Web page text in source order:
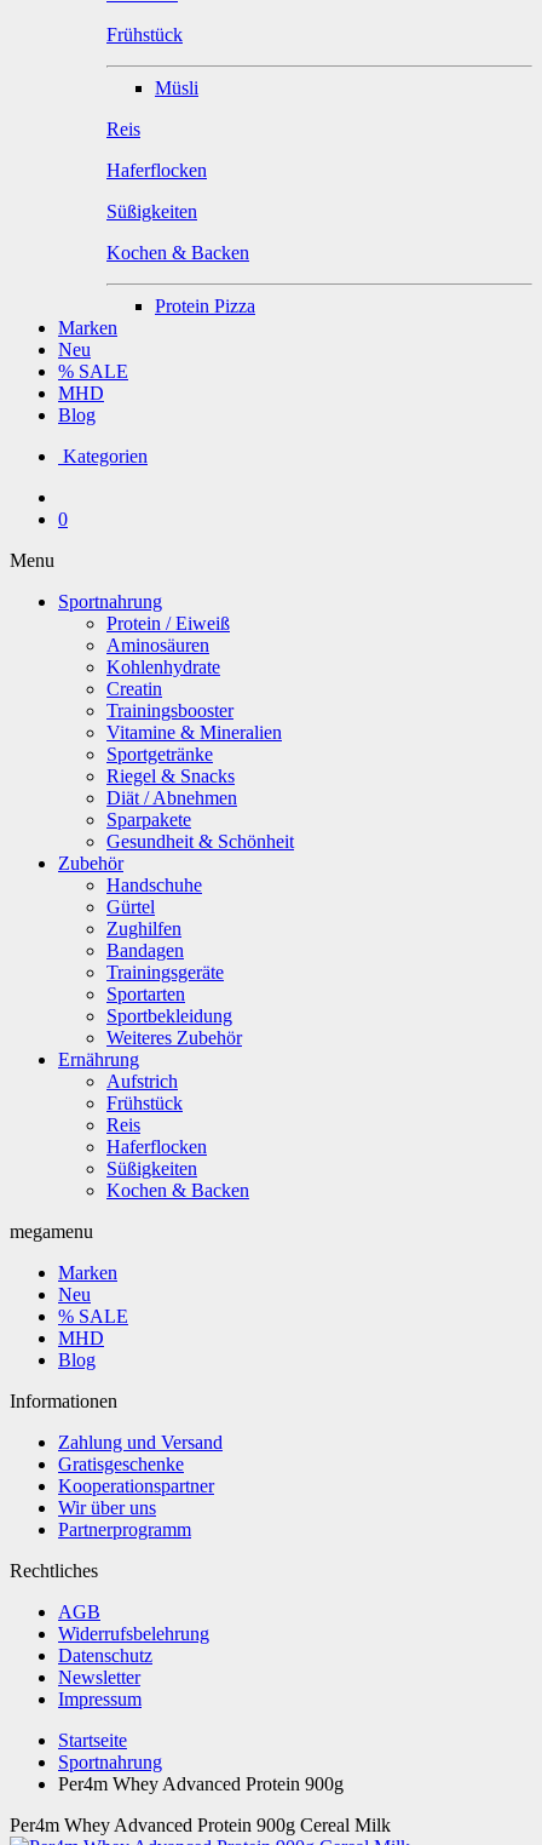
Frühstück
Müsli
Reis
Haferflocken
Süßigkeiten
Kochen & Backen
Protein Pizza
Marken
Neu
% SALE
MHD
Blog
Kategorien
0
Menu
Sportnahrung
Protein / Eiweiß
Aminosäuren
Kohlenhydrate
Creatin
Trainingsbooster
Vitamine & Mineralien
Sportgetränke
Riegel & Snacks
Diät / Abnehmen
Sparpakete
Gesundheit & Schönheit
Zubehör
Handschuhe
Gürtel
Zughilfen
Bandagen
Trainingsgeräte
Sportarten
Sportbekleidung
Weiteres Zubehör
Ernährung
Aufstrich
Frühstück
Reis
Haferflocken
Süßigkeiten
Kochen & Backen
megamenu
Marken
Neu
% SALE
MHD
Blog
Informationen
Zahlung und Versand
Gratisgeschenke
Kooperationspartner
Wir über uns
Partnerprogramm
Rechtliches
AGB
Widerrufsbelehrung
Datenschutz
Newsletter
Impressum
Startseite
Sportnahrung
Per4m Whey Advanced Protein 900g
Per4m Whey Advanced Protein 900g Cereal Milk